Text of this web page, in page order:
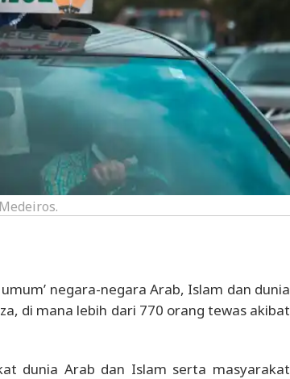
negara-negara Arab, Islam dan dunia
di mana lebih dari 770 orang tewas akibat
dunia Arab dan Islam serta masyarakat